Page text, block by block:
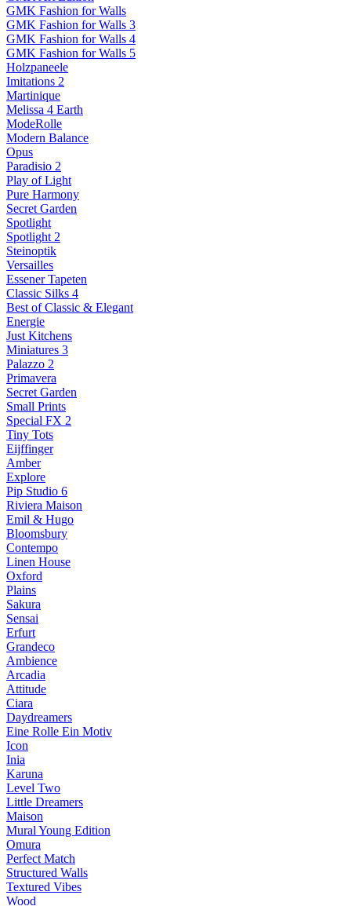
GMK Fashion for Walls
GMK Fashion for Walls 3
GMK Fashion for Walls 4
GMK Fashion for Walls 5
Holzpaneele
Imitations 2
Martinique
Melissa 4 Earth
ModeRolle
Modern Balance
Opus
Paradisio 2
Play of Light
Pure Harmony
Secret Garden
Spotlight
Spotlight 2
Steinoptik
Versailles
Essener Tapeten
Classic Silks 4
Best of Classic & Elegant
Energie
Just Kitchens
Miniatures 3
Palazzo 2
Primavera
Secret Garden
Small Prints
Special FX 2
Tiny Tots
Eijffinger
Amber
Explore
Pip Studio 6
Riviera Maison
Emil & Hugo
Bloomsbury
Contempo
Linen House
Oxford
Plains
Sakura
Sensai
Erfurt
Grandeco
Ambience
Arcadia
Attitude
Ciara
Daydreamers
Eine Rolle Ein Motiv
Icon
Inia
Karuna
Level Two
Little Dreamers
Maison
Mural Young Edition
Omura
Perfect Match
Structured Walls
Textured Vibes
Wood